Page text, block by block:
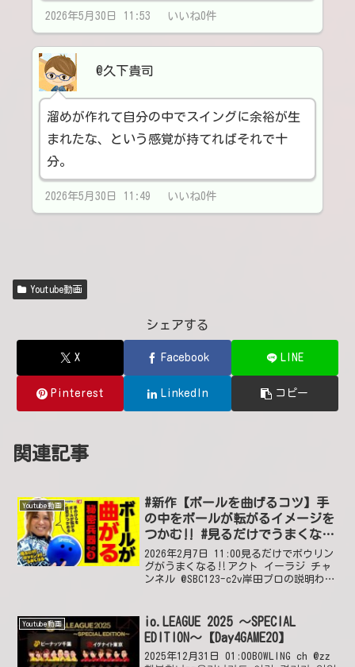
2026年5月30日 11:53 いいね0件
@久下貴司
溜めが作れて自分の中でスイングに余裕が生
まれたな、という感覚が持てればそれで十
分。
2026年5月30日 11:49 いいね0件
Youtube動画
シェアする
X Facebook LINE
Pinterest LinkedIn コピー
関連記事
Youtube動画
#新作【ボールを曲げるコツ】手
の中をボールが転がるイメージを
つかむ‼ #見るだけでうまくなる
#ボウリング投げ方 #49
2026年2月7日 11:00見るだけでボウリン
グがうまくなる‼アクト イーラジ チャ
ンネル @SBC123-c2v岸田プロの説明わか
しました😊202...
Youtube動画
io.LEAGUE 2025 ～SPECIAL
EDITION～【Day4GAME20】
2025年12月31日 01:00BOWLING ch @zz